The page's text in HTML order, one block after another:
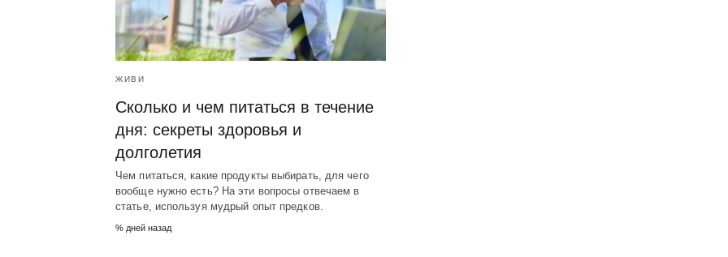
ЖИВИ
Сколько и чем питаться в течение
дня: секреты здоровья и
долголетия
Чем питаться, какие продукты выбирать, для чего
вообще нужно есть? На эти вопросы отвечаем в
статье, используя мудрый опыт предков.
% дней назад